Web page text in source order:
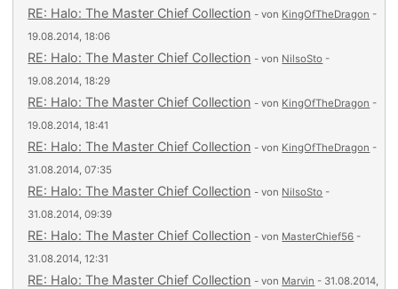
RE: Halo: The Master Chief Collection - von KingOfTheDragon -
19.08.2014, 18:06
RE: Halo: The Master Chief Collection - von NilsoSto -
19.08.2014, 18:29
RE: Halo: The Master Chief Collection - von KingOfTheDragon -
19.08.2014, 18:41
RE: Halo: The Master Chief Collection - von KingOfTheDragon -
31.08.2014, 07:35
RE: Halo: The Master Chief Collection - von NilsoSto -
31.08.2014, 09:39
RE: Halo: The Master Chief Collection - von MasterChief56 -
31.08.2014, 12:31
RE: Halo: The Master Chief Collection - von Marvin - 31.08.2014,